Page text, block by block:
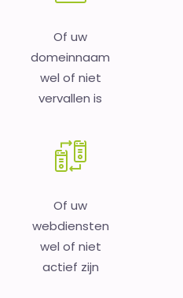
Of uw
domeinnaam
wel of niet
vervallen is
Of uw
webdiensten
wel of niet
actief zijn